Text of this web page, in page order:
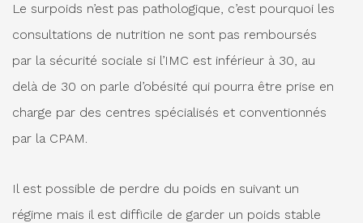
Le surpoids n’est pas pathologique, c’est pourquoi les
consultations de nutrition ne sont pas remboursés
par la sécurité sociale si l’IMC est inférieur à 30, au
delà de 30 on parle d’obésité qui pourra être prise en
charge par des centres spécialisés et conventionnés
par la CPAM.
Il est possible de perdre du poids en suivant un
régime mais il est difficile de garder un poids stable